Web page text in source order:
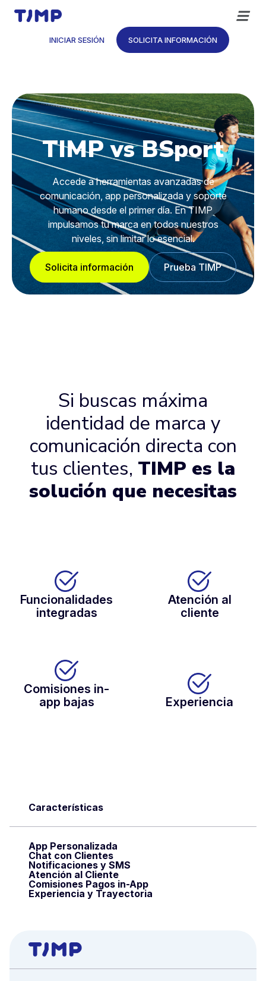
contenido
INICIAR SESIÓN SOLICITA INFORMACIÓN
TIMP vs BSport
Accede a herramientas avanzadas de
comunicación, app personalizada y soporte
humano desde el primer día. En TIMP
impulsamos tu marca en todos nuestros
niveles, sin limitar lo esencial.
Solicita información Prueba TIMP
Si buscas máxima
identidad de marca y
comunicación directa con
tus clientes, TIMP es la
solución que necesitas
Funcionalidades
integradas
Atención al
cliente
Comisiones in-
app bajas
Experiencia
Características
App Personalizada
Chat con Clientes
Notificaciones y SMS
Atención al Cliente
Comisiones Pagos in-App
Experiencia y Trayectoria